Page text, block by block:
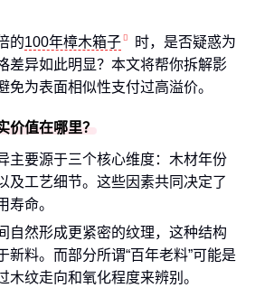
的100年樟木箱子
时，是否疑惑为
差异如此明显？本文将帮你拆解影
免为表面相似性支付过高溢价。
价值在哪里？
主要源于三个核心维度：木材年份
及工艺细节。这些因素共同决定了
寿命。
自然形成更紧密的纹理，这种结构
新料。而部分所谓“百年老料”可能是
木纹走向和氧化程度来辨别。